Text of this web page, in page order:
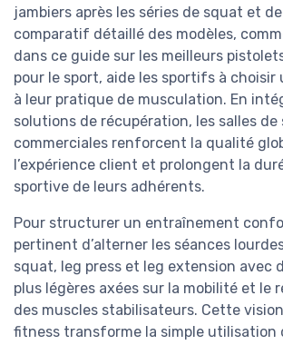
jambiers après les séries de squat et
comparatif détaillé des modèles,
dans ce guide sur les meilleurs
pour le sport, aide les sportifs à
à leur pratique de musculation. En
solutions de récupération, les salles de
commerciales renforcent la qualité
l’expérience client et prolongent la
sportive de leurs adhérents.
Pour structurer un entraînement
pertinent d’alterner les séances
squat, leg press et leg extension avec
plus légères axées sur la mobilité et le
des muscles stabilisateurs. Cette
fitness transforme la simple utilisation